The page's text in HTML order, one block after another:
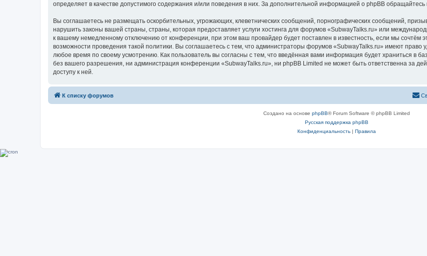
определяет в качестве допустимого содержания и/или поведения в них. За дополнительной информацией о phpBB обращайтесь
Вы соглашаетесь не размещать оскорбительных, угрожающих, клеветнических сообщений, порнографических сообщений,
нарушить законы вашей страны, страны, которая предоставляет услуги хостинга для форумов «SubwayTalks.ru» или
к вашему немедленному отключению от конференции, при этом ваш провайдер будет поставлен в известность, если мы сочтём
возможности проведения такой политики. Вы соглашаетесь с тем, что администраторы форумов «SubwayTalks.ru» имеют право
любое время по своему усмотрению. Как пользователь вы согласны с тем, что введённая вами информация будет храниться в
без вашего разрешения, ни администрация конференции «SubwayTalks.ru», ни phpBB Limited не может быть ответственна за
доступу к ней.
К списку форумов
Создано на основе phpBB® Forum Software © phpBB Limited
Русская поддержка phpBB
Конфиденциальность| Правила